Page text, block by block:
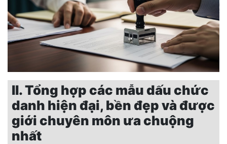
II. Tổng hợp các mẫu dấu chức
danh hiện đại, bền đẹp và được
giới chuyên môn ưa chuộng
nhất